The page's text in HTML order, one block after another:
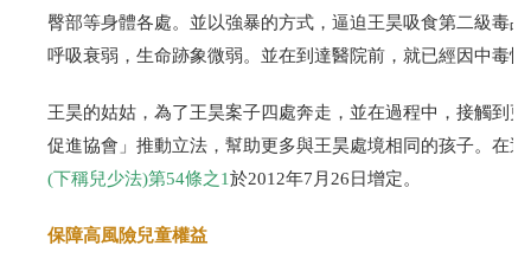
臀部等身體各處。並以強暴的方式，逼迫王昊吸食第二級毒
呼吸衰弱，生命跡象微弱。並在到達醫院前，就已經因中毒
王昊的姑姑，為了王昊案子四處奔走，並在過程中，接觸到
促進協會」推動立法，幫助更多與王昊處境相同的孩子。在
(下稱兒少法)第54條之1於2012年7月26日增定。
保障高風險兒童權益